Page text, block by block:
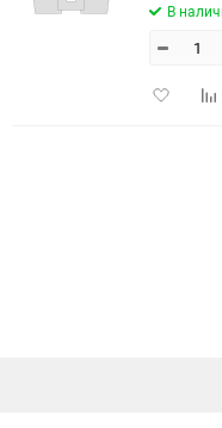
В
Добавить